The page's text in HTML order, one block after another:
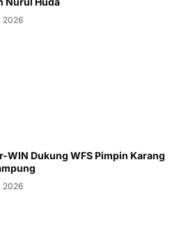
2026
WIN Dukung WFS Pimpin Karang
2026